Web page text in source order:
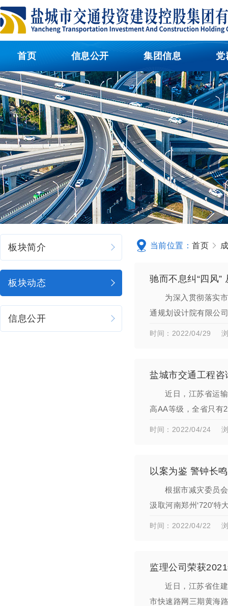
首页 信息公开 集团信息 党
板块简介
板块动态
信息公开
当前位置： 首页
驰而不息纠“四风
为深入贯彻落实
通规划设计院有限公
骨干进行节前约谈提
时间：2022/04/29
盐城市交通工程
近日，江苏省运
高AA等级，全省只有
域一支老牌的主力军
时间：2022/04/24
以案为鉴 警钟长
根据市减灾委员
汲取河南郑州‘720’
取教训，切实提升安
时间：2022/04/22
监理公司荣获
近日，江苏省住
市快速路网三期黄海